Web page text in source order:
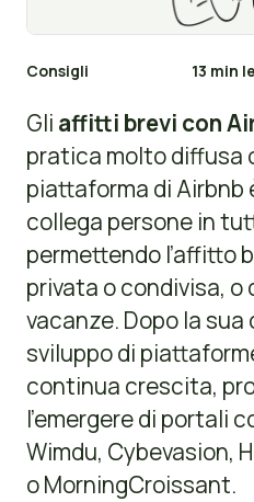
Consigli 13 min
Gli affitti brevi con
pratica molto diffusa
piattaforma di Airbnb
collega persone in
permettendo l’affitto
privata o condivisa, o
vacanze. Dopo la
sviluppo di
continua crescita,
l’emergere di portali
Wimdu, Cybevasion,
o MorningCroissant.